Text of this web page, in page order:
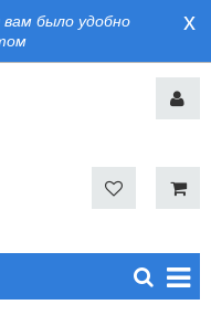
было удобно
x